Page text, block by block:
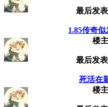
最后发
1.85传奇
楼主
最后发
死活在
楼主